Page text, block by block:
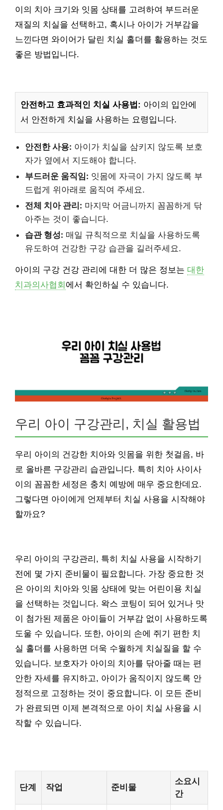
이의 치아 크기와 잇몸 상태를 고려하여 부드러운
재질의 치실을 선택하고, 혹시나 아이가 거부감을
느낀다면 와이어가 달린 치실 홀더를 활용하는 것도
좋은 방법입니다.
안전하고 효과적인 치실 사용법: 아이의 입안에
서 안전하게 치실을 사용하는 요령입니다.
안전한 사용: 아이가 치실을 삼키지 않도록 보호
자가 옆에서 지도해야 합니다.
부드러운 움직임: 잇몸에 자극이 가지 않도록 부
드럽게 위아래로 움직여 주세요.
전체 치아 관리: 마지막 어금니까지 꼼꼼하게 닦
아주는 것이 좋습니다.
습관 형성: 매일 규칙적으로 치실을 사용하도록
유도하여 건강한 구강 습관을 길러주세요.
아이의 구강 건강 관리에 대한 더 많은 정보는 대한
치과의사협회 에서 확인하실 수 있습니다.
우리 아이 구강관리, 치실 활용법
우리 아이의 건강한 치아와 잇몸을 위한 첫걸음, 바
로 올바른 구강관리 습관입니다. 특히 치아 사이사
이의 꼼꼼한 세정은 충치 예방에 매우 중요한데요.
그렇다면 아이에게 언제부터 치실 사용을 시작해야
할까요?
우리 아이의 구강관리, 특히 치실 사용을 시작하기
전에 몇 가지 준비물이 필요합니다. 가장 중요한 것
은 아이의 치아와 잇몸 상태에 맞는 어린이용 치실
을 선택하는 것입니다. 왁스 코팅이 되어 있거나 맛
이 첨가된 제품은 아이들이 거부감 없이 사용하도록
도울 수 있습니다. 또한, 아이의 손에 쥐기 편한 치
실 홀더를 사용하면 더욱 수월하게 치실질을 할 수
있습니다. 보호자가 아이의 치아를 닦아줄 때는 편
안한 자세를 유지하고, 아이가 움직이지 않도록 안
정적으로 고정하는 것이 중요합니다. 이 모든 준비
가 완료되면 이제 본격적으로 아이 치실 사용을 시
작할 수 있습니다.
단계 작업 준비물
소요시
간